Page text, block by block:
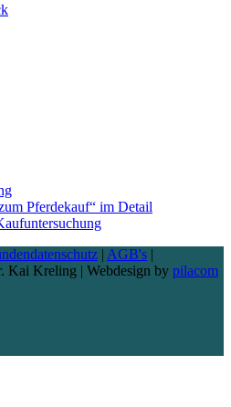
Pferdekauf“ im Detail
| AGB's |
Kai Kreling | Webdesign by pilacom